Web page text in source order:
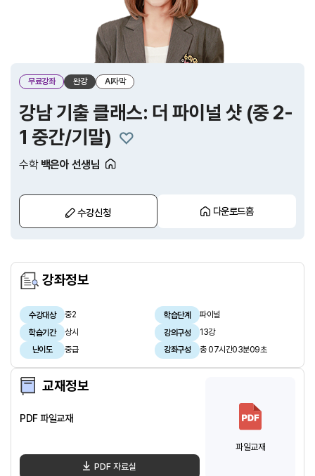
무료강좌 완강 AI자막
강남 기출 클래스: 더 파이널 샷 (중 2-
1 중간/기말)
수학 백은아 선생님
수강신청 다운로드홈
강좌정보
수강대상 중2 학습단계
파이널
학습기간
상시 강의구성
13강
난이도
중급 강좌구성 총 07시간03분09초
교재정보
PDF 파일교재
PDF 자료실
파일교재